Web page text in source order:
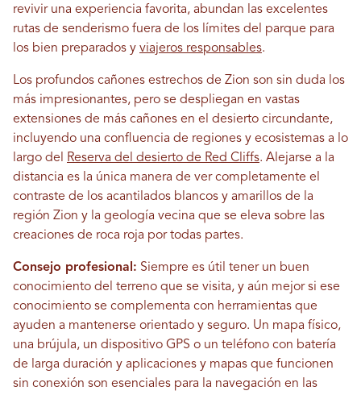
revivir una experiencia favorita, abundan las excelentes
rutas de senderismo fuera de los límites del parque para
los bien preparados y viajeros responsables.
Los profundos cañones estrechos de Zion son sin duda los
más impresionantes, pero se despliegan en vastas
extensiones de más cañones en el desierto circundante,
incluyendo una confluencia de regiones y ecosistemas a lo
largo del
Reserva del desierto de Red Cliffs. Alejarse a la
distancia es la única manera de ver completamente el
contraste de los acantilados blancos y amarillos de la
región Zion y la geología vecina que se eleva sobre las
creaciones de roca roja por todas partes.
Consejo profesional: Siempre es útil tener un buen
conocimiento del terreno que se visita, y aún mejor si ese
conocimiento se complementa con herramientas que
ayuden a mantenerse orientado y seguro. Un mapa físico,
una brújula, un dispositivo GPS o un teléfono con batería
de larga duración y aplicaciones y mapas que funcionen
sin conexión son esenciales para la navegación en las